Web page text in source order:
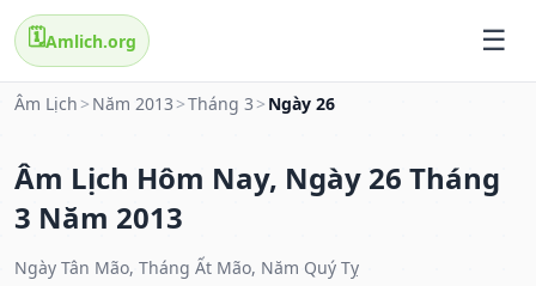
🗓️Amlich.org
Âm Lịch > Năm 2013 >Tháng 3 > Ngày 26
Âm Lịch Hôm Nay, Ngày 26 Tháng
3 Năm 2013
Ngày Tân Mão, Tháng Ất Mão, Năm Quý Tỵ